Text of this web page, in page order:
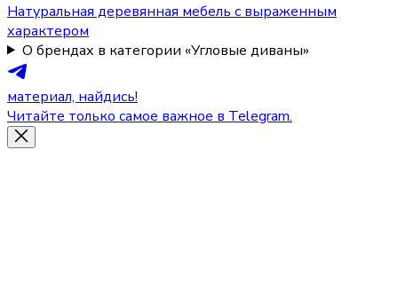
Натуральная деревянная мебель с выраженным
характером
О брендах в категории «Угловые диваны»
материал, найдись!
Читайте только самое важное в Telegram.